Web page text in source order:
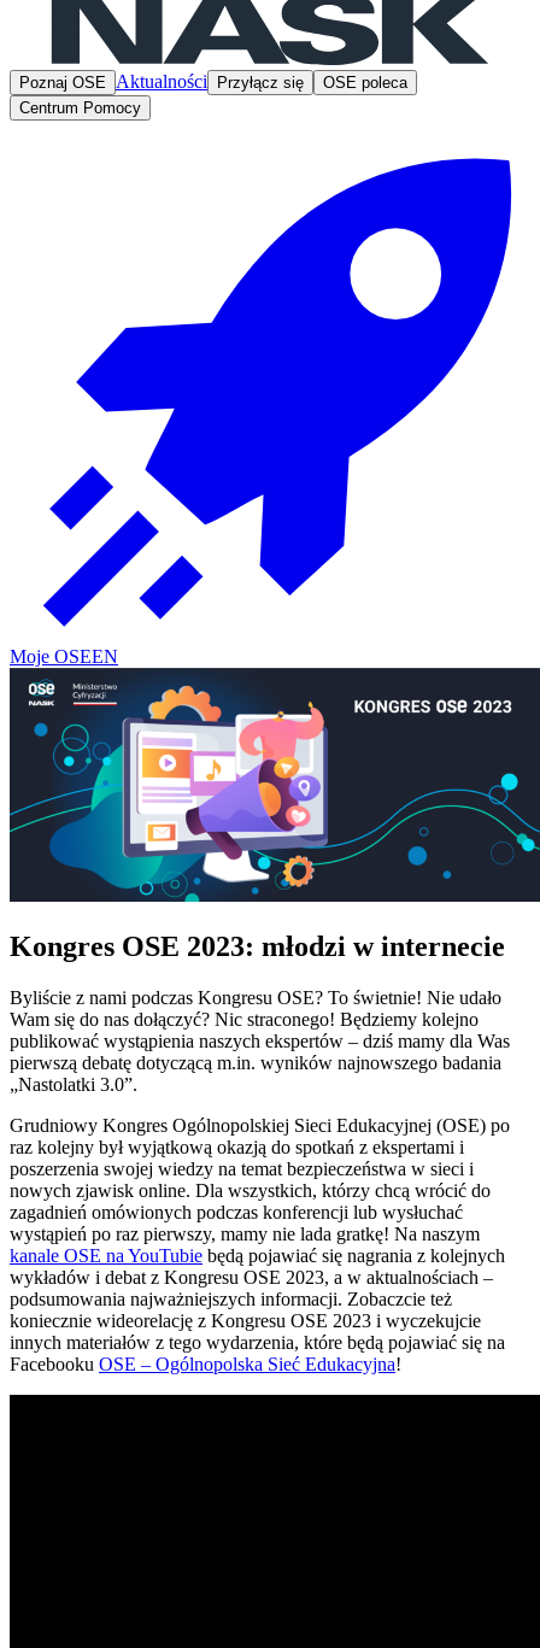
Poznaj OSE Aktualności Przyłącz się
OSE poleca
Centrum Pomocy
Moje OSEEN
Kongres OSE 2023: młodzi w internecie
Byliście z nami podczas Kongresu OSE? To świetnie! Nie udało
Wam się do nas dołączyć? Nic straconego! Będziemy kolejno
publikować wystąpienia naszych ekspertów – dziś mamy dla Was
pierwszą debatę dotyczącą m.in. wyników najnowszego badania
„Nastolatki 3.0”.
Grudniowy Kongres Ogólnopolskiej Sieci Edukacyjnej (OSE) po
raz kolejny był wyjątkową okazją do spotkań z ekspertami i
poszerzenia swojej wiedzy na temat bezpieczeństwa w sieci i
nowych zjawisk online. Dla wszystkich, którzy chcą wrócić do
zagadnień omówionych podczas konferencji lub wysłuchać
wystąpień po raz pierwszy, mamy nie lada gratkę! Na naszym
kanale OSE na YouTubie będą pojawiać się nagrania z kolejnych
wykładów i debat z Kongresu OSE 2023, a w aktualnościach –
podsumowania najważniejszych informacji. Zobaczcie też
koniecznie wideorelację z Kongresu OSE 2023 i wyczekujcie
innych materiałów z tego wydarzenia, które będą pojawiać się na
Facebooku OSE – Ogólnopolska Sieć Edukacyjna!